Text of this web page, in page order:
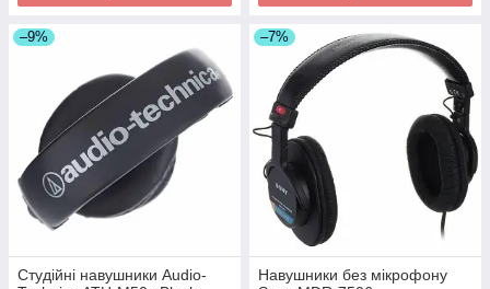
–9%
Студійні навушники Audio-
–7%
Навушники без мікрофону